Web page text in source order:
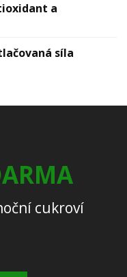
a
síla
cukroví